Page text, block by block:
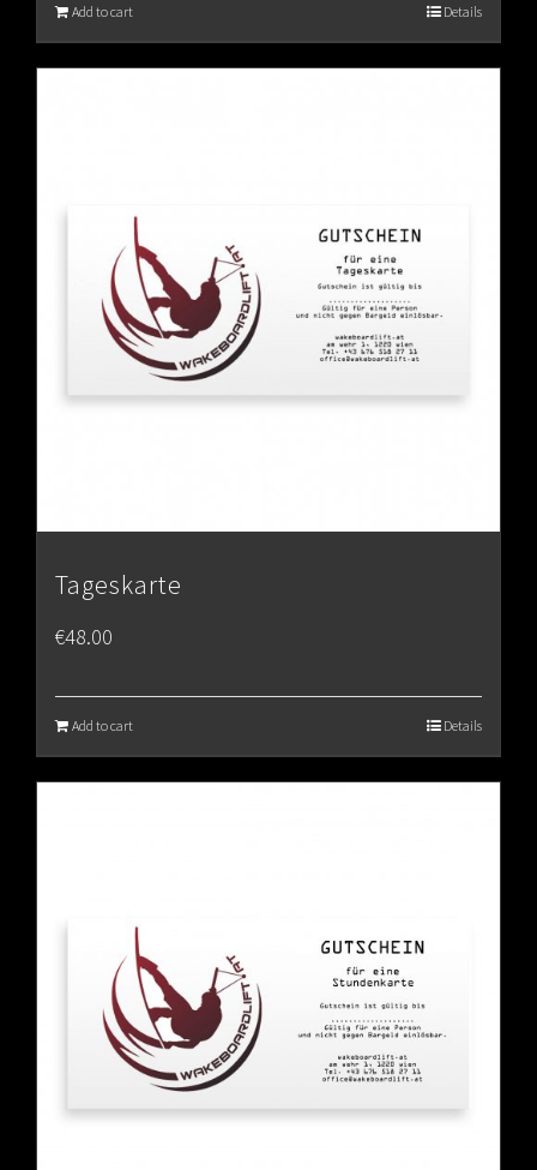
Add to cart Details
Tageskarte
€48.00
Add to cart Details